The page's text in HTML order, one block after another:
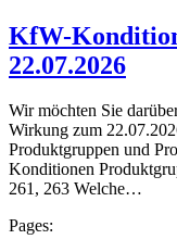
KfW-
22.07.2026
Wir möchten Sie
Wirkung zum
Produktgruppen und
Konditionen
261, 263 Welche…
Pages: